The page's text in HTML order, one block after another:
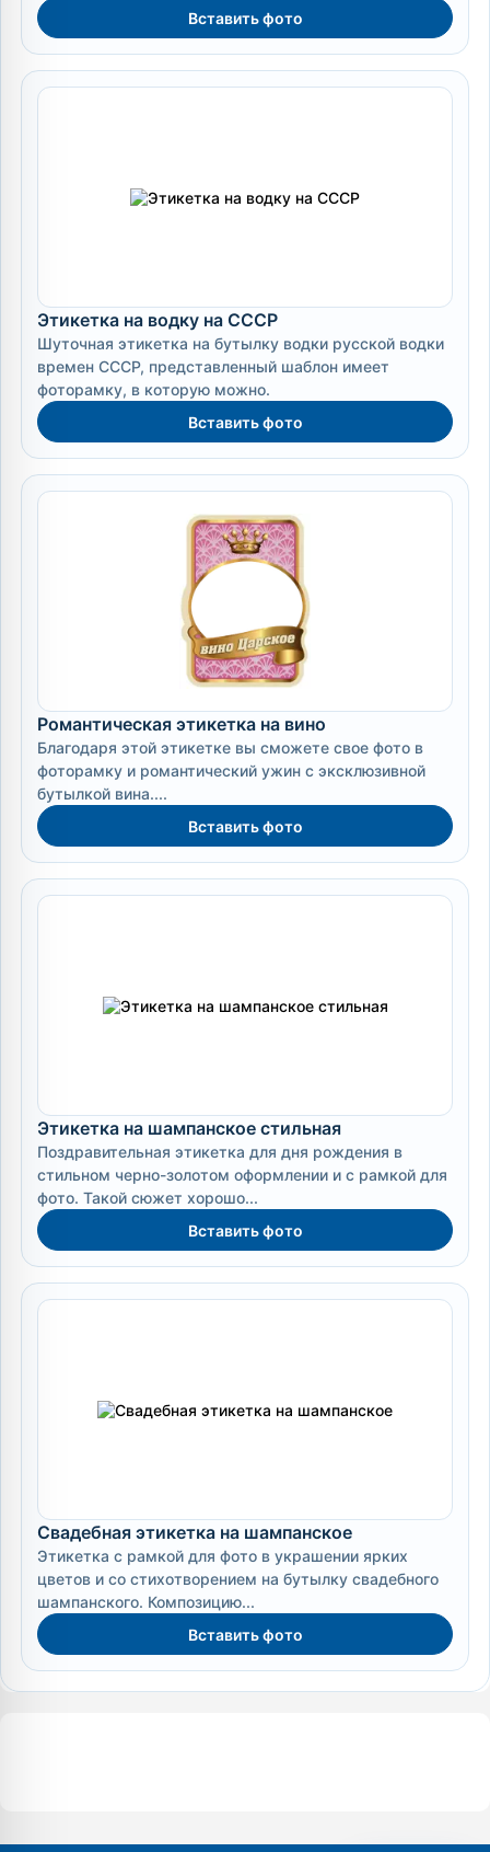
Вставить фото
Этикетка на водку на СССР
Шуточная этикетка на бутылку водки русской водки
времен СССР, представленный шаблон имеет
фоторамку, в которую можно.
Вставить фото
Романтическая этикетка на вино
Благодаря этой этикетке вы сможете свое фото в
фоторамку и романтический ужин с эксклюзивной
бутылкой вина....
Вставить фото
Этикетка на шампанское стильная
Поздравительная этикетка для дня рождения в
стильном черно-золотом оформлении и с рамкой для
фото. Такой сюжет хорошо...
Вставить фото
Свадебная этикетка на шампанское
Этикетка с рамкой для фото в украшении ярких
цветов и со стихотворением на бутылку свадебного
шампанского. Композицию...
Вставить фото